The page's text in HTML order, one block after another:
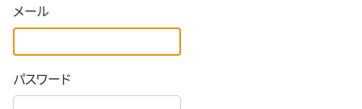
メール
パスワード